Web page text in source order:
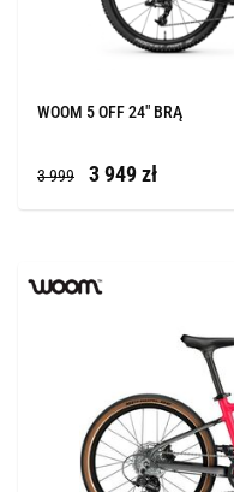
WOOM 5 OFF 24" BRĄ
3 999 3 949 zł